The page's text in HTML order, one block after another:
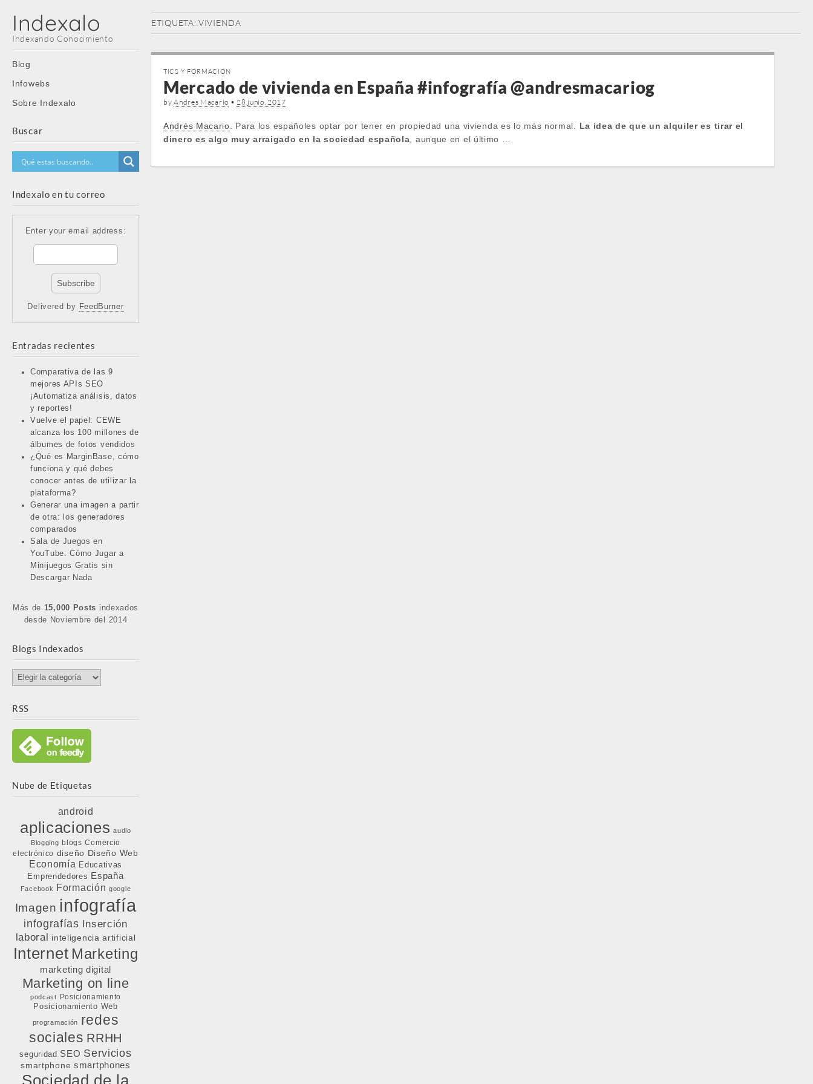
Indexalo
Indexando Conocimiento
Main
menu
Skip
content
Blog
Infowebs
Sobre Indexalo
Buscar
Indexalo en tu correo
Enter your email address:
Delivered by FeedBurner
Entradas recientes
Comparativa de las 9
mejores APIs SEO
¡Automatiza análisis, datos
y reportes!
Vuelve el papel: CEWE
alcanza los 100 millones de
álbumes de fotos vendidos
¿Qué es MarginBase, cómo
funciona y qué debes
conocer antes de utilizar la
plataforma?
Generar una imagen a partir
de otra: los generadores
comparados
Sala de Juegos en
YouTube: Cómo Jugar a
Minijuegos Gratis sin
Descargar Nada
Más de 15,000 Posts indexados
desde Noviembre del 2014
Blogs Indexados
Blogs
Indexados
RSS
Nube de Etiquetas
android
aplicaciones audio
Blogging blogs Comercio
electrónico diseño Diseño Web
Economía Educativas
Emprendedores España
Facebook Formación google
Imagen infografía
infografías Inserción
laboral inteligencia artificial
Internet Marketing
marketing digital
Marketing on line
podcast
Posicionamiento
Posicionamiento Web
programación redes
sociales RRHH
seguridad SEO Servicios
smartphone smartphones
Sociedad de la
ETIQUETA: VIVIENDA
TICS Y FORMACIÓN
Mercado de vivienda en España #infografía @andresmacariog
byAndres Macario • 28 junio, 2017
Andrés Macario . Para los españoles optar por tener en propiedad una vivienda es lo más normal. La idea de que un alquiler es tirar el
dinero es algo muy arraigado en la sociedad española , aunque en el último …